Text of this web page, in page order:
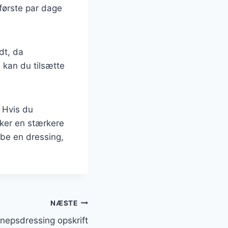
par dage
da
kan du tilsætte
du
en stærkere
en dressing,
NÆSTE
opskrift